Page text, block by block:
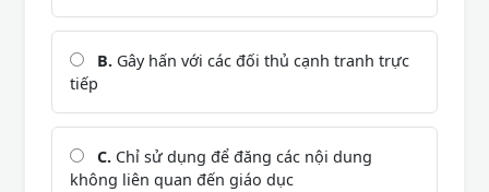
B. Gây hấn với các đối thủ cạnh tranh trực
tiếp
C. Chỉ sử dụng để đăng các nội dung
không liên quan đến giáo dục